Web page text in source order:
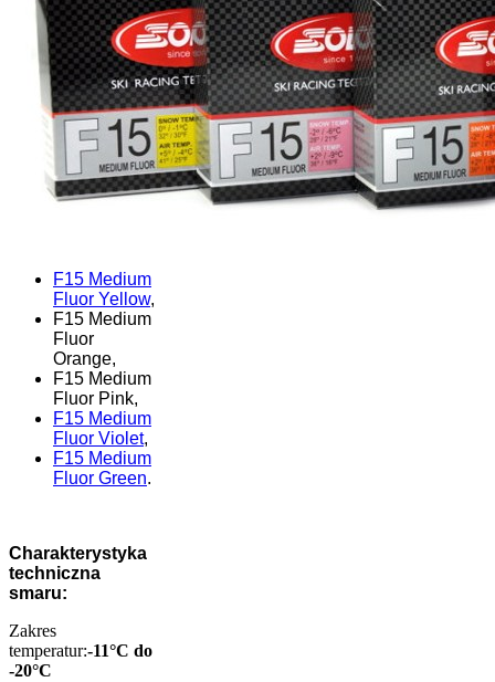
F15 Medium
Fluor Yellow,
F15 Medium
Fluor
Orange,
F15 Medium
Fluor Pink,
F15 Medium
Fluor Violet,
F15 Medium
Fluor Green.
Charakterystyka
techniczna
smaru:
Zakres
temperatur:-11°C do
-20°C